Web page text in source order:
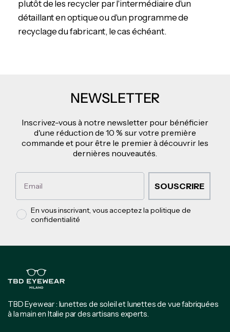
plutôt de les recycler par l'intermédiaire d'un
détaillant en optique ou d'un programme de
recyclage du fabricant, le cas échéant.
NEWSLETTER
Inscrivez-vous à notre newsletter pour bénéficier
d'une réduction de 10 % sur votre première
commande et pour être le premier à découvrir les
dernières nouveautés.
Email
SOUSCRIRE
Privacy policy
En vous inscrivant, vous acceptez la politique de
confidentialité
TBD Eyewear : lunettes de soleil et lunettes de vue fabriquées
à la main en Italie par des artisans experts.